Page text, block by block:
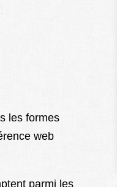
les formes
web
parmi les